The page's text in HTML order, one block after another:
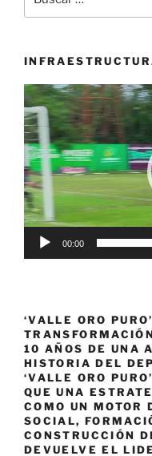
en
los
por:
Reproductor
de
vídeo
00:00
‘VALLE ORO
10 AÑOS DE UNA
HISTORIA DEL
‘VALLE ORO
QUE UNA
COMO UN MOTOR
SOCIAL,
CONSTRUCCIÓN
DEVUELVE EL